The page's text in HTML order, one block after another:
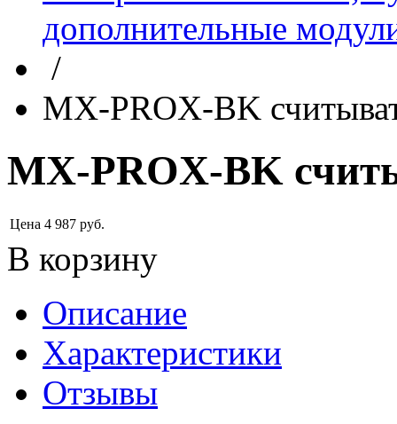
дополнительные
/
MX-PROX-BK
MX-PROX-BK
Цена 4 987 руб.
В корзину
Описание
Характеристики
Отзывы